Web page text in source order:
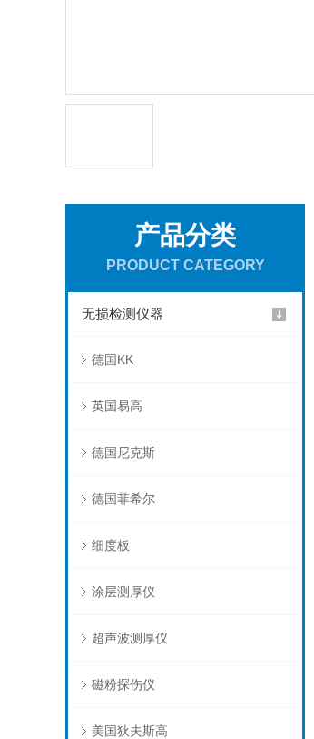
产品分类
PRODUCT CATEGORY
无损检测仪器
德国KK
英国易高
德国尼克斯
德国菲希尔
细度板
涂层测厚仪
超声波测厚仪
磁粉探伤仪
美国狄夫斯高